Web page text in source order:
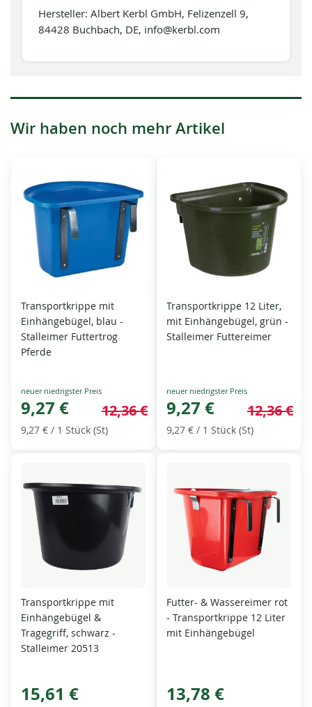
Hersteller: Albert Kerbl GmbH, Felizenzell 9,
84428 Buchbach, DE, info@kerbl.com
Wir haben noch mehr Artikel
Transportkrippe mit
Einhängebügel, blau -
Stalleimer Futtertrog
Pferde
Special
Price
9,27 € 12,36 €
9,27 € / 1 Stück (St)
Transportkrippe 12 Liter,
mit Einhängebügel, grün -
Stalleimer Futtereimer
Special
Price
9,27 € 12,36 €
9,27 € / 1 Stück (St)
Transportkrippe mit
Einhängebügel &
Tragegriff, schwarz -
Stalleimer 20513
15,61 €
Futter- & Wassereimer rot
- Transportkrippe 12 Liter
mit Einhängebügel
13,78 €